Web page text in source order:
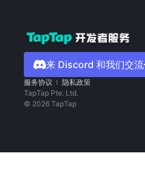
来 Discord 和我们交流
服务协议
隐私政策
TapTap Pte. Ltd.
© 2026 TapTap